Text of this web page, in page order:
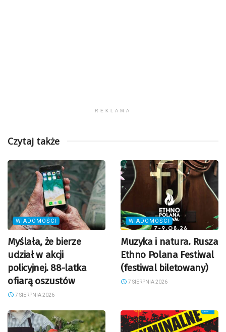
REKLAMA
Czytaj także
WIADOMOŚCI
Myślała, że bierze
udział w akcji
policyjnej. 88-latka
ofiarą oszustów
7 SIERPNIA 2026
WIADOMOŚCI
Muzyka i natura. Rusza
Ethno Polana Festiwal
(festiwal biletowany)
7 SIERPNIA 2026